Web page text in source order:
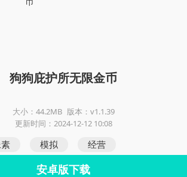
狗狗庇护所无限金币
大小：44.2MB 版本：v1.1.39
更新时间：2024-12-12 10:08
模拟 经营
安卓版下载